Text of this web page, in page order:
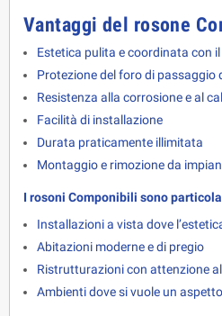
Vantaggi del rosone
Estetica pulita e coordinata con
Protezione del foro di passaggio
Resistenza alla corrosione e al
Facilità di installazione
Durata praticamente illimitata
Montaggio e rimozione da
I rosoni Componibili sono
Installazioni a vista dove
Abitazioni moderne e di pregio
Ristrutturazioni con attenzione
Ambienti dove si vuole un